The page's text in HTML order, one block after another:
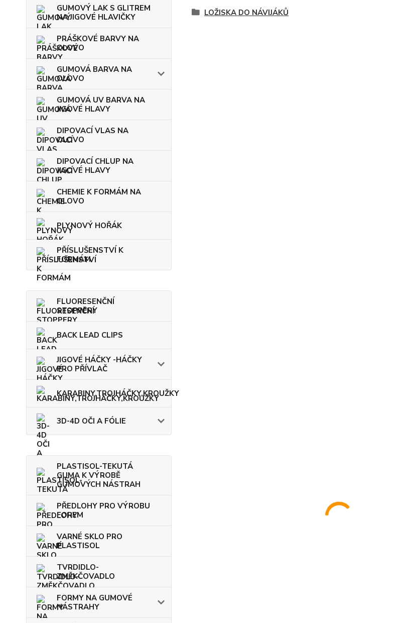
GUMOVÝ LAK S GLITREM
NA JIGOVÉ HLAVIČKY
PRÁŠKOVÉ BARVY NA
OLOVO
GUMOVÁ BARVA NA
OLOVO
GUMOVÁ UV BARVA NA
JIGOVÉ HLAVY
DIPOVACÍ VLAS NA
OLOVO
DIPOVACÍ CHLUP NA
JIGOVÉ HLAVY
CHEMIE K FORMÁM NA
OLOVO
PLYNOVÝ HOŘÁK
PŘÍSLUŠENSTVÍ K
FORMÁM
FLUORESENČNÍ
STOPPERY
BACK LEAD CLIPS
JIGOVÉ HÁČKY -HÁČKY
PRO PŘÍVLAČ
KARABINY,TROJHÁČKY,KROUŽKY
3D-4D OČI A FÓLIE
PLASTISOL-TEKUTÁ
GUMA K VÝROBĚ
GUMOVÝCH NÁSTRAH
PŘEDLOHY PRO VÝROBU
FOREM
VARNÉ SKLO PRO
PLASTISOL
TVRDIDLO-
ZMĚKČOVADLO
FORMY NA GUMOVÉ
NÁSTRAHY
LOŽISKA DO NÁVIJÁKŮ